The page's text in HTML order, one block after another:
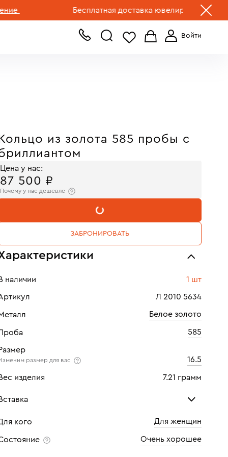
Бесплатная доставка ювелирных изделий по
+7 (499) 519-00-00
Кольцо из золота 585 пробы с
Цена у нас:
87 500 ₽
Почему у нас дешевле
В КОРЗИНУ
ЗАБРОНИРОВАТЬ
наличии 1 шт
Л 2010 5634
Белое золото
585
размер для вас 16.5
изделия 7.21 грамм
Бриллиант
Количество 1 шт
кого Для женщин
Очень хорошее